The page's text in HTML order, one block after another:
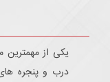
یکی از مهمترین